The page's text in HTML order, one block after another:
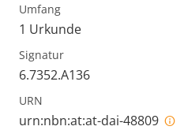
Umfang
1 Urkunde
Signatur
6.7352.A136
URN
urn:nbn:at:at-dai-48809